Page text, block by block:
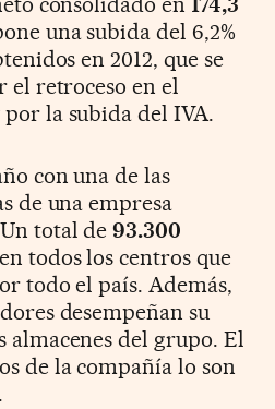
una subida del 6,2%
en 2012, que se
el retroceso en el
la subida del IVA.
con una de las
de una empresa
total de93.300
todos los centros que
todo el país. Además,
desempeñan su
almacenes del grupo. El
de la compañía lo son